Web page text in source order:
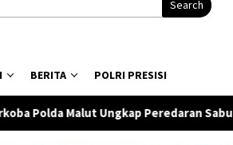
Search
BERITA POLRI PRESISI
Peredaran Sabu di Halmahera Tengah,